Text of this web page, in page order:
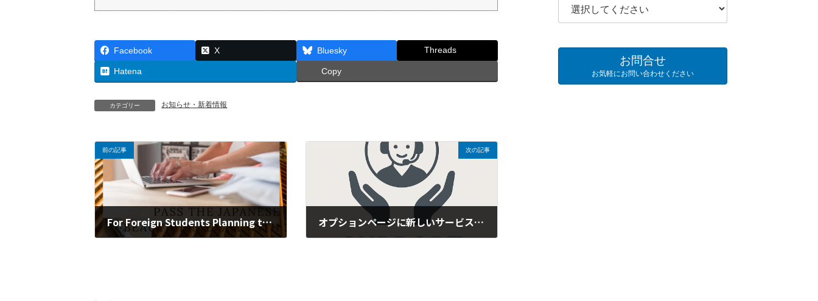
Facebook X Bluesky Threads
Hatena Copy
カテゴリー お知らせ・新着情報
前の記事
For Foreign Students Planning to Take the Japanese National Beautician Examination
次の記事
オプションページに新しいサービスが追加されました
お問合せ
お気軽にお問い合わせください